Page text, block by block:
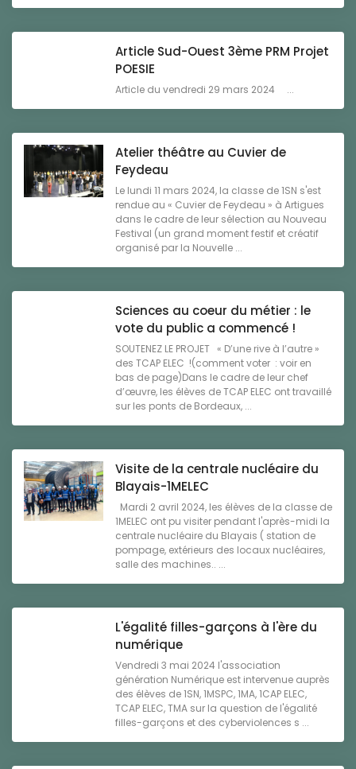
Article Sud-Ouest 3ème PRM Projet
POESIE
Article du vendredi 29 mars 2024 ...
Atelier théâtre au Cuvier de
Feydeau
Le lundi 11 mars 2024, la classe de 1SN s'est
rendue au « Cuvier de Feydeau » à Artigues
dans le cadre de leur sélection au Nouveau
Festival (un grand moment festif et créatif
organisé par la Nouvelle ...
Sciences au coeur du métier : le
vote du public a commencé !
SOUTENEZ LE PROJET « D’une rive à l’autre »
des TCAP ELEC !(comment voter : voir en
bas de page)Dans le cadre de leur chef
d’œuvre, les élèves de TCAP ELEC ont travaillé
sur les ponts de Bordeaux, ...
Visite de la centrale nucléaire du
Blayais-1MELEC
Mardi 2 avril 2024, les élèves de la classe de
1MELEC ont pu visiter pendant l'après-midi la
centrale nucléaire du Blayais ( station de
pompage, extérieurs des locaux nucléaires,
salle des machines.. ...
L'égalité filles-garçons à l'ère du
numérique
Vendredi 3 mai 2024 l'association
génération Numérique est intervenue auprès
des élèves de 1SN, 1MSPC, 1MA, 1CAP ELEC,
TCAP ELEC, TMA sur la question de l'égalité
filles-garçons et des cyberviolences s ...